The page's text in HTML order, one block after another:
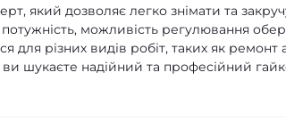
який дозволяє легко знімати та
можливість регулювання
для різних видів робіт, таких як ремонт
шукаєте надійний та професійний